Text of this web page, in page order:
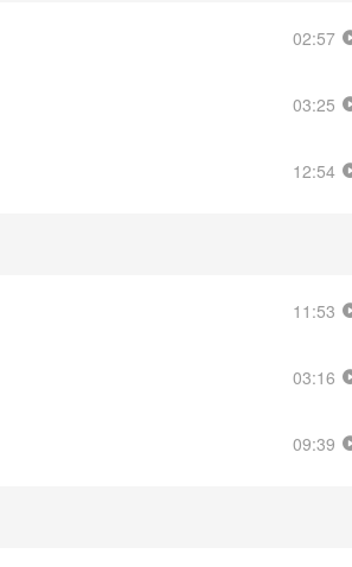
02:57
03:25
12:54
11:53
03:16
09:39